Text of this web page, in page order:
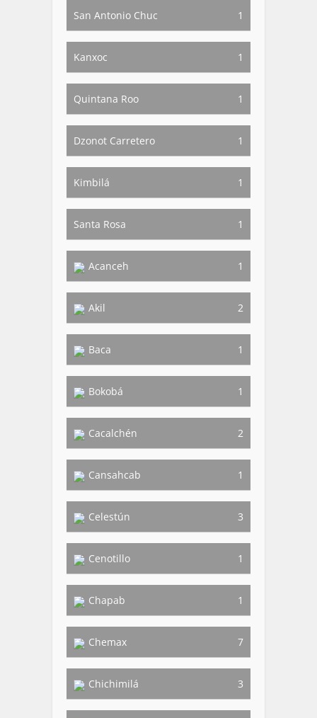
San Antonio Chuc 1
Kanxoc 1
Quintana Roo 1
Dzonot Carretero 1
Kimbilá 1
Santa Rosa 1
Acanceh 1
Akil 2
Baca 1
Bokobá 1
Cacalchén 2
Cansahcab 1
Celestún 3
Cenotillo 1
Chapab 1
Chemax 7
Chichimilá 3